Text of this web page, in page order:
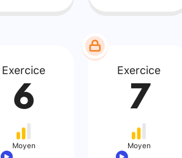
Exercice
6
Moyen
Exercice
7
Moyen